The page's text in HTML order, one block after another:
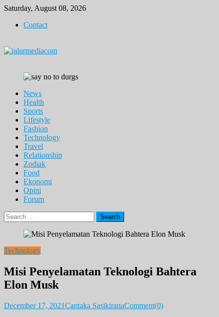
Skip
content
Saturday, August 08, 2026
Contact
News
Health
Sports
Lifestyle
Fashion
Technology
Travel
Relationship
Zodiak
Food
Ekonomi
Opini
Forum
Search
for:
Technology
Misi Penyelamatan Teknologi Bahtera
Elon Musk
December 17, 2021Cantaka SasikiranaComment(0)